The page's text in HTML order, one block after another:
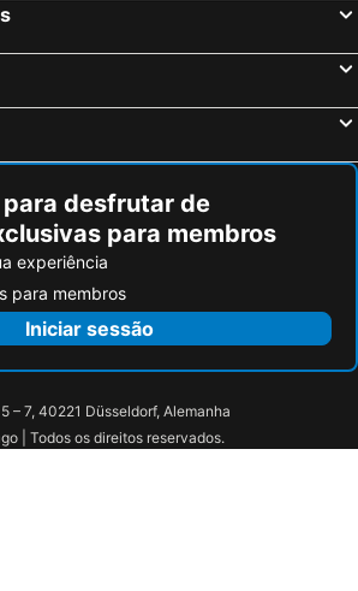
desfrutar de
para membros
experiência
para membros
Iniciar sessão
– 7, 40221 Düsseldorf, Alemanha
| Todos os direitos reservados.